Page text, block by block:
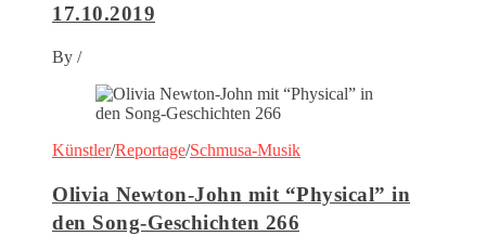
17.10.2019
By /
Künstler/Reportage/Schmusa-Musik
Olivia Newton-John mit “Physical” in
den Song-Geschichten 266